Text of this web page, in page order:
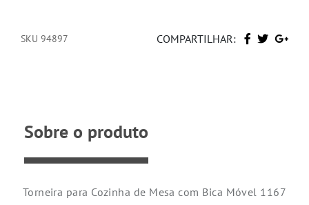
SKU 94897 COMPARTILHAR:
Sobre o produto
Torneira para Cozinha de Mesa com Bica Móvel 1167